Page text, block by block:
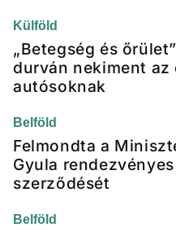
Külföld
„Betegség és
durván nekiment az
autósoknak
Belföld
Felmondta a
Gyula
szerződését
Belföld